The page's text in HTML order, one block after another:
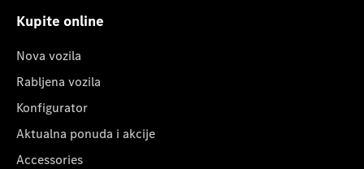
Kupite online
Nova vozila
Rabljena vozila
Konfigurator
Aktualna ponuda i akcije
Accessories